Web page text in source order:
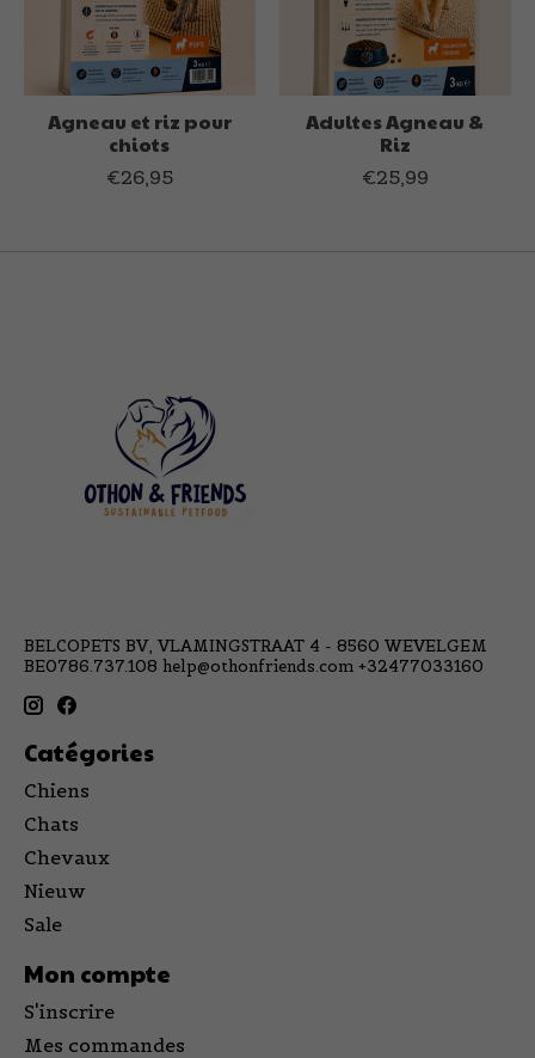
Agneau et riz pour
chiots
€26,95
Adultes Agneau &
Riz
€25,99
BELCOPETS BV, VLAMINGSTRAAT 4 - 8560 WEVELGEM
BE0786.737.108 help@othonfriends.com +32477033160
Catégories
Chiens
Chats
Chevaux
Nieuw
Sale
Mon compte
S'inscrire
Mes commandes